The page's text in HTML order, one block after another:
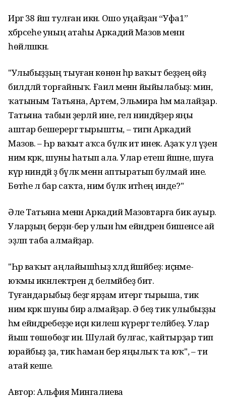
Иргә 38 йәш тулған икән. Ошо уңайҙан “Уфа1”
хәбәрсеһе уның атаһы Аркадий Мазов менән
һөйләшкән.
"Улыбыҙҙың тыуған көнөн һәр ваҡыт беҙҙең өйҙә
билдәләй торғайныҡ. Ғаилә менән йыйылабыҙ: мин,
ҡатыным Татьяна, Артем, Эльмира һәм малайҙар.
Татьяна табын әҙерләй ине, гел ниндәйҙер яңы
аштар бешерергә тырышты, – тигән Аркадий
Мазов. – Һәр ваҡыт аҡса бүләк итә инек. Аҙаҡ ул үҙенә
нимә кәрәк, шуны һатып ала. Улар етеш йәшәне, шуға
күрә ниндәй ҙә бүләк менән аптыратып булмай ине.
Бөтәһе лә бар саҡта, нимә бүләк итәһең инде?"
Әле Татьяна менән Аркадий Мазовтарға бик ауыр.
Уларҙың берҙән-бер улын һәм ейәндәрен бишенсе ай
эҙләп таба алмайҙар.
"Һәр ваҡыт аңлайышһыҙ хәлдә йәшәйбеҙ: иҫәнме-
юҡмы икәнлектәрен дә белмәйбеҙ бит.
Туғандарыбыҙ беҙгә ярҙам итергә тырыша, тик
нимә кәрәк шуны бирә алмайҙар. Ә беҙ тик улыбыҙҙы
һәм ейәндәребеҙҙе иҫән килеш күрергә теләйбеҙ. Улар
йыш төшөбөҙгә инә. Шулай булғас, ҡайтырҙар тип
юрайбыҙ ҙа, тик һаман бер яңылыҡ та юҡ", – ти
атай кеше.
Автор: Альфия Мингалиева